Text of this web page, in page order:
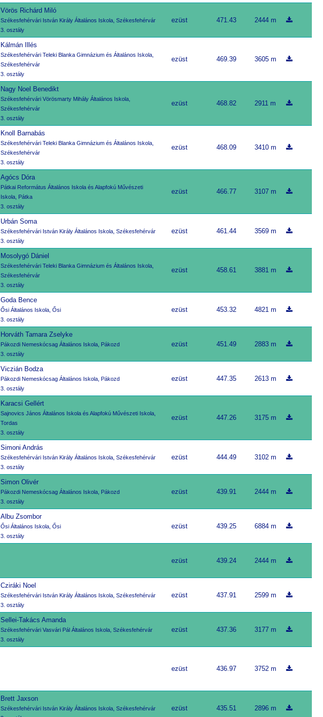
Vörös Richárd Miló
Székesfehérvári István Király Általános Iskola, Székesfehérvár
3. osztály
ezüst 471.43 2444 m
Kálmán Illés
Székesfehérvári Teleki Blanka Gimnázium és Általános Iskola,
Székesfehérvár
3. osztály
ezüst 469.39 3605 m
Nagy Noel Benedikt
Székesfehérvári Vörösmarty Mihály Általános Iskola,
Székesfehérvár
3. osztály
ezüst 468.82 2911 m
Knoll Barnabás
Székesfehérvári Teleki Blanka Gimnázium és Általános Iskola,
Székesfehérvár
3. osztály
ezüst 468.09 3410 m
Agócs Dóra
Pátkai Református Általános Iskola és Alapfokú Művészeti
Iskola, Pátka
3. osztály
ezüst 466.77 3107 m
Urbán Soma
Székesfehérvári István Király Általános Iskola, Székesfehérvár
3. osztály
ezüst 461.44 3569 m
Mosolygó Dániel
Székesfehérvári Teleki Blanka Gimnázium és Általános Iskola,
Székesfehérvár
3. osztály
ezüst 458.61 3881 m
Goda Bence
Ősi Általános Iskola, Ősi
3. osztály
ezüst 453.32 4821 m
Horváth Tamara Zselyke
Pákozdi Nemeskócsag Általános Iskola, Pákozd
3. osztály
ezüst 451.49 2883 m
Viczián Bodza
Pákozdi Nemeskócsag Általános Iskola, Pákozd
3. osztály
ezüst 447.35 2613 m
Karacsi Gellért
Sajnovics János Általános Iskola és Alapfokú Művészeti Iskola,
Tordas
3. osztály
ezüst 447.26 3175 m
Simoni András
Székesfehérvári István Király Általános Iskola, Székesfehérvár
3. osztály
ezüst 444.49 3102 m
Simon Olivér
Pákozdi Nemeskócsag Általános Iskola, Pákozd
3. osztály
ezüst 439.91 2444 m
Albu Zsombor
Ősi Általános Iskola, Ősi
3. osztály
ezüst 439.25 6884 m
ezüst 439.24 2444 m
Cziráki Noel
Székesfehérvári István Király Általános Iskola, Székesfehérvár
3. osztály
ezüst 437.91 2599 m
Sellei-Takács Amanda
Székesfehérvári Vasvári Pál Általános Iskola, Székesfehérvár
3. osztály
ezüst 437.36 3177 m
ezüst 436.97 3752 m
Brett Jaxson
Székesfehérvári István Király Általános Iskola, Székesfehérvár
ezüst 435.51 2896 m